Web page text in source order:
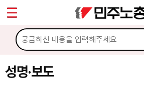
성명·보도
마이페이지
소개
소식
Sketchbook5, 스케